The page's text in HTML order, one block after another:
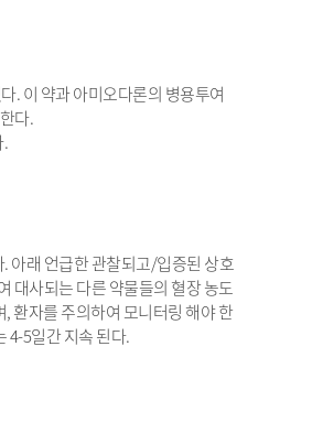
. 이 약과 아미오다론의 병용투여
다.
.
. 아래 언급한 관찰되고/입증된 상호
대사되는 다른 약물들의 혈장 농도
환자를 주의하여 모니터링 해야 한
4-5일간 지속 된다.